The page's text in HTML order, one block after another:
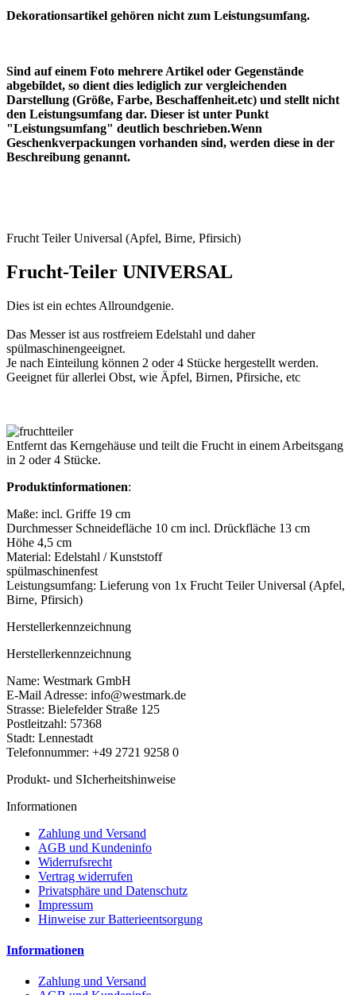
Dekorationsartikel gehören nicht zum Leistungsumfang.
Sind auf einem Foto mehrere Artikel oder Gegenstände
abgebildet, so dient dies lediglich zur vergleichenden
Darstellung (Größe, Farbe, Beschaffenheit.etc) und stellt nicht
den Leistungsumfang dar. Dieser ist unter Punkt
"Leistungsumfang" deutlich beschrieben.Wenn
Geschenkverpackungen vorhanden sind, werden diese in der
Beschreibung genannt.
Frucht Teiler Universal (Apfel, Birne, Pfirsich)
Frucht-Teiler UNIVERSAL
Dies ist ein echtes Allroundgenie.
Das Messer ist aus rostfreiem Edelstahl und daher
spülmaschinengeeignet.
Je nach Einteilung können 2 oder 4 Stücke hergestellt werden.
Geeignet für allerlei Obst, wie Äpfel, Birnen, Pfirsiche, etc
Entfernt das Kerngehäuse und teilt die Frucht in einem Arbeitsgang
in 2 oder 4 Stücke.
Produktinformationen:
Maße: incl. Griffe 19 cm
Durchmesser Schneidefläche 10 cm incl. Drückfläche 13 cm
Höhe 4,5 cm
Material: Edelstahl / Kunststoff
spülmaschinenfest
Leistungsumfang: Lieferung von 1x Frucht Teiler Universal (Apfel,
Birne, Pfirsich)
Herstellerkennzeichnung
Herstellerkennzeichnung
Name: Westmark GmbH
E-Mail Adresse: info@westmark.de
Strasse: Bielefelder Straße 125
Postleitzahl: 57368
Stadt: Lennestadt
Telefonnummer: +49 2721 9258 0
Produkt- und SIcherheitshinweise
Informationen
Zahlung und Versand
AGB und Kundeninfo
Widerrufsrecht
Vertrag widerrufen
Privatsphäre und Datenschutz
Impressum
Hinweise zur Batterieentsorgung
Informationen
Zahlung und Versand